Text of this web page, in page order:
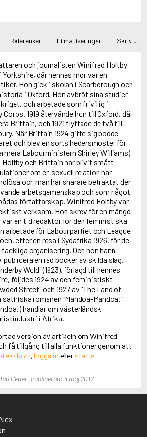
Ngozi
Jöran
Referenser Filmatiseringar Skriv ut
och journalisten Winifred Holtby
där hennes mor var en
Hon gick i skolan i Scarborough och
i Oxford. Hon avbröt sina studier
och arbetade som frivillig i
1919 återvände hon till Oxford, där
Brittain, och 1921 flyttade de två till
När Brittain 1924 gifte sig bodde
och blev en sorts hedersmoster för
Labourministern Shirley Williams).
Holtby och Brittain har blivit smått
om en sexuell relation har
och man har snarare betraktat den
arbetsgemenskap och som något
författarskap. Winifred Holtby var
verksam. Hon skrev för en mängd
var en tid redaktör för den feministiska
arbetade för Labourpartiet och League
efter en resa i Sydafrika 1926, för de
organisering. Och hon hann
en rad böcker av skilda slag.
Wold" (1923), förlagd till hennes
följdes 1924 av den feministiskt
Street" och 1927 av "The Land of
satiriska romanen "Mandoa-Mandoa!"
handlar om västerländsk
i Afrika.
version av artikeln om Winifred
få tillgång till alla funktioner genom att
, logga in eller starta
Ceder. Publicerad: 8 maj 2012